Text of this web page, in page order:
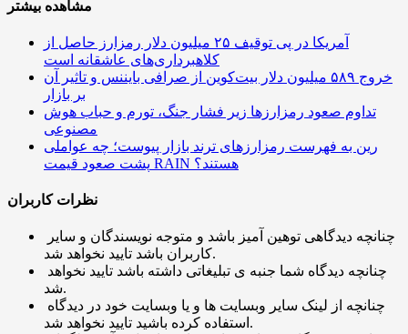
مشاهده بیشتر
آمریکا در پی توقیف ۲۵ میلیون دلار رمزارز حاصل از
کلاهبرداری‌های عاشقانه است
خروج ۵۸۹ میلیون دلار بیت‌کوین از صرافی بایننس و تاثیر آن
بر بازار
تداوم صعود رمزارزها زیر فشار جنگ، تورم و حباب هوش
مصنوعی
رین به فهرست رمزارزهای ترند بازار پیوست؛ چه عواملی
پشت صعود قیمت RAIN هستند؟
نظرات کاربران
کاربران باشد تایید نخواهد شد.
شد.
استفاده کرده باشید تایید نخواهد شد.